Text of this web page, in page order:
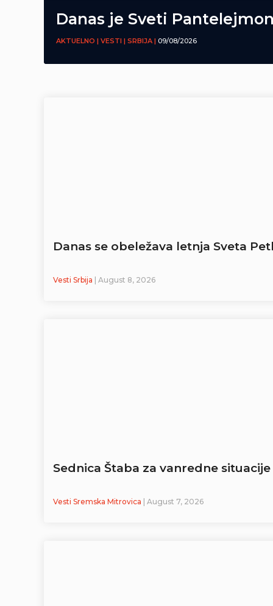
Danas je Sveti
AKTUELNO | VESTI | SRBIJA | 09/08/2026
Danas se obeležava letnja Sveta
Vesti Srbija | August 8, 2026
Sednica Štaba za vanredne
Vesti Sremska Mitrovica | August 7, 2026